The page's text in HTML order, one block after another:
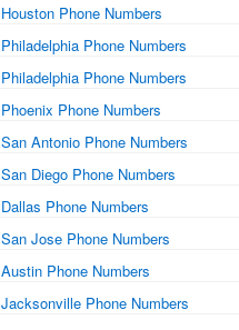
Houston Phone Numbers
Philadelphia Phone Numbers
Philadelphia Phone Numbers
Phoenix Phone Numbers
San Antonio Phone Numbers
San Diego Phone Numbers
Dallas Phone Numbers
San Jose Phone Numbers
Austin Phone Numbers
Jacksonville Phone Numbers